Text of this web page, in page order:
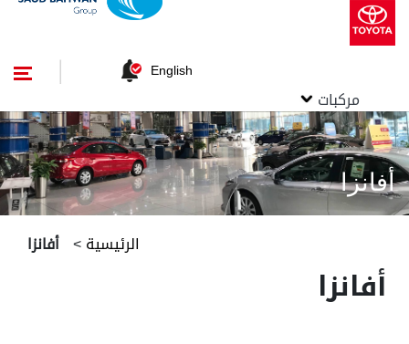
مركبات
English
أفانزا
الرئيسية> أفانزا
أفانزا